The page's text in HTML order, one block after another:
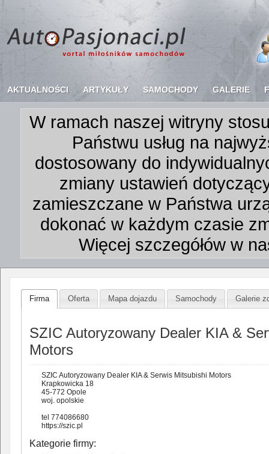
AKTUALNOŚCI ARTYKUŁY SAMOCHODY GALERIE
W ramach naszej witryny
Państwu usług na
dostosowany do
zmiany ustawień
zamieszczane w Państwa
dokonać w każdym czasie
Więcej szczegółów w
Firma Oferta Mapa dojazdu Samochody Galerie
SZIC Autoryzowany Dealer KIA &
Motors
SZIC Autoryzowany Dealer KIA & Serwis Mitsubishi Motors
Krapkowicka 18
45-772 Opole
woj. opolskie
tel 774086680
https://szic.pl
Kategorie firmy: